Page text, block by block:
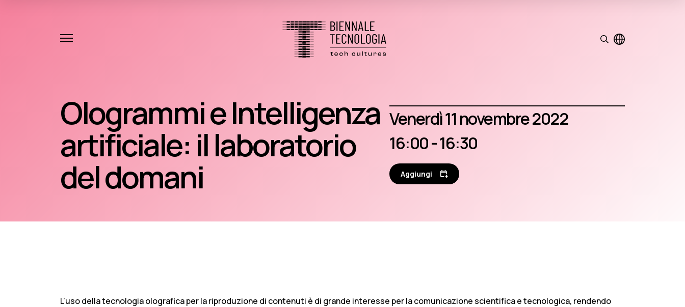
Ologrammi e Intelligenza
artificiale: il laboratorio
del domani
venerdì 11 novembre 2022
16:00 - 16:30
Aggiungi
L’uso della tecnologia olografica per la riproduzione di contenuti è di grande interesse per la comu­nicazione scientifica e tecnologica, rendendo